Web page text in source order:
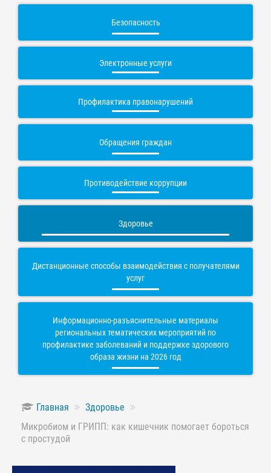
Безопасность
Электронные услуги
Профилактика правонарушений
Обращения граждан
Противодействие коррупции
Здоровье
Дистанционные способы взаимодействия с получателями
услуг
Информационно-разъяснительные материалы
региональных тематических мероприятий по
профилактике заболеваний и поддержке здорового
образа жизни на 2026 год
Главная
Здоровье
Микробиом и ГРИПП: как кишечник помогает бороться
с простудой